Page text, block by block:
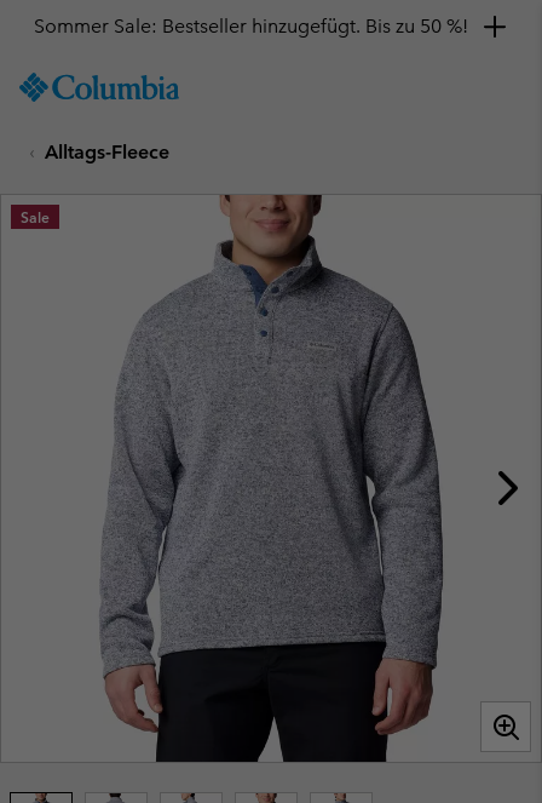
TO
SKIP
MAIN
NAV
Sommer Sale: Bestseller hinzugefügt. Bis zu 50 %!
Alltags-Fleece
Sale